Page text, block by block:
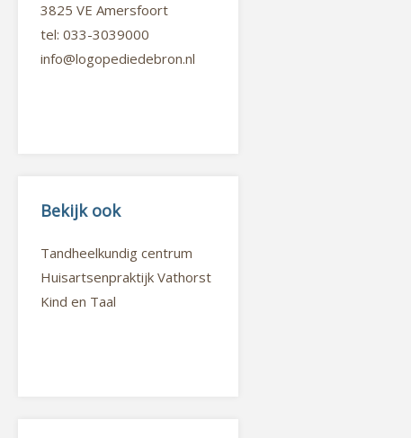
3825 VE Amersfoort
tel: 033-3039000
info@logopediedebron.nl
Bekijk ook
Tandheelkundig centrum
Huisartsenpraktijk Vathorst
Kind en Taal